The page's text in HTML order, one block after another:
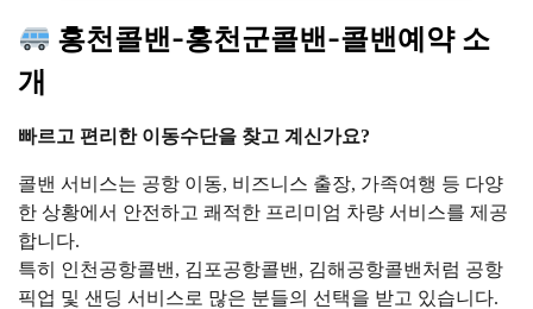
홍천콜밴-홍천군콜밴-콜밴예약 소
개
빠르고 편리한 이동수단을 찾고 계신가요?
콜밴 서비스는 공항 이동, 비즈니스 출장, 가족여행 등 다양
한 상황에서 안전하고 쾌적한 프리미엄 차량 서비스를 제공
합니다.
특히 인천공항콜밴, 김포공항콜밴, 김해공항콜밴처럼 공항
픽업 및 샌딩 서비스로 많은 분들의 선택을 받고 있습니다.